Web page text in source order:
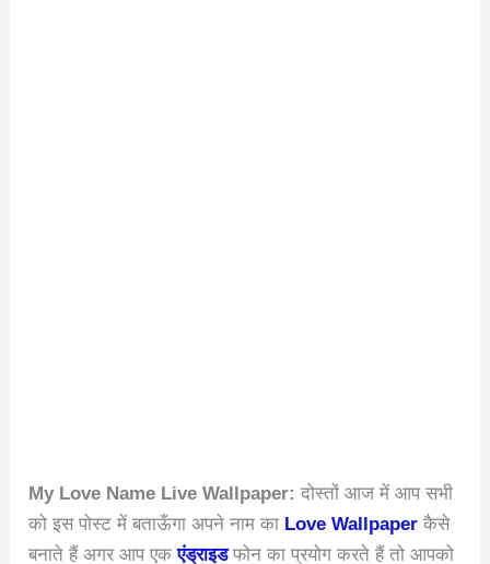
My Love Name Live Wallpaper: दोस्तों आज में आप सभी
को इस पोस्ट में बताऊँगा अपने नाम का Love Wallpaperकैसे
बनाते हैं अगर आप एकएंड्राइडफोन का प्रयोग करते हैं तो आपको